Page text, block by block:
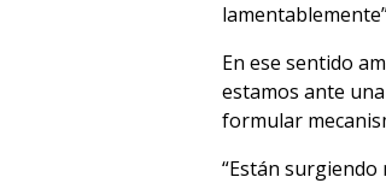
En ese sentido
estamos ante
formular
“Están